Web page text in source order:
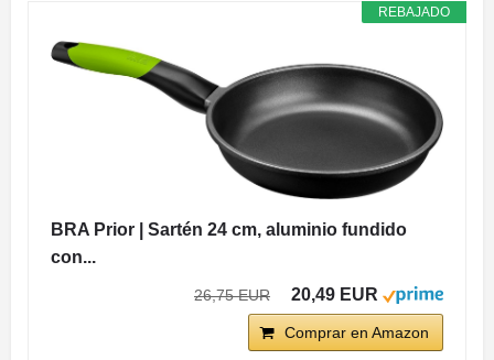
REBAJADO
BRA Prior | Sartén 24 cm, aluminio fundido
con...
26,75 EUR 20,49 EUR
Comprar en Amazon